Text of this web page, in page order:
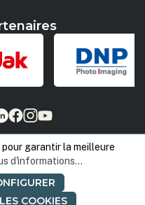
garantir la meilleure
d'informations...
COOKIES